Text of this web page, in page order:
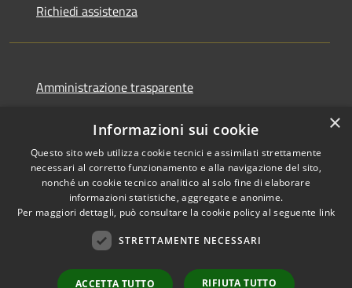
Richiedi assistenza
Amministrazione trasparente
Dichiarazione di accessibilità
Copyright © 2026 • Comune di
Municipium• Accesso
×
Informazioni sui cookie
Questo sito web utilizza cookie tecnici e assimilati strettamente
necessari al corretto funzionamento e alla navigazione del sito,
nonché un cookie tecnico analitico al solo fine di elaborare
informazioni statistiche, aggregate e anonime.
Per maggiori dettagli, può consultare la cookie policy al seguente link
STRETTAMENTE NECESSARI
ACCETTA TUTTO RIFIUTA TUTTO